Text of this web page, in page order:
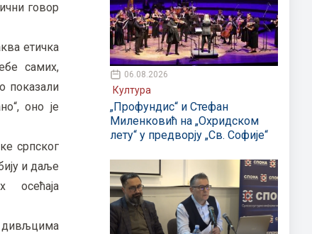
говор
етичка
самих,
показали
оно је
српског
и даље
осећаја
дивљцима
06.08.2026
Култура
„Профундис“ и Стефан
Миленковић на „Охридском
лету“ у предворју „Св. Софије“